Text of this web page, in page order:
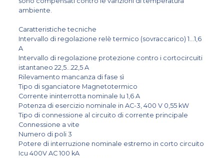
ambiente.
Caratteristiche tecniche
Intervallo di regolazione relè termico (sovraccarico) 1...1,6
A
Intervallo di regolazione protezione contro i cortocircuiti
istantaneo 22,5...22,5 A
Rilevamento mancanza di fase sì
Tipo di sganciatore Magnetotermico
Corrente ininterrotta nominale Iu 1,6 A
Potenza di esercizio nominale in AC-3, 400 V 0,55 kW
Tipo di connessione al circuito di corrente principale
Connessione a vite
Numero di poli 3
Potere di interruzione nominale estremo in corto circuito
Icu 400V AC 100 kA